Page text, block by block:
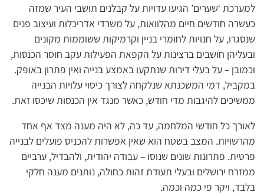
למערכת ‘שערים’ הגיעו עדויות על קבלנים תושבי העיר שמזה
כעשרה חודשים חיים מהלוואות, על משרדי אדריכלות ועיצוב פנים
שנסגרו, על חנויות לחומרי בניין וקרמיקות ששוממות מקונים
ובעליהן חושבים ברצינות על הקפאת הפעילות עקב חוסר הכנסות,
וכמובן – על בעלי דירות שנתקעו באמצע בנייה ואין פתרון באופק.
במקביל, דמי המשכנתא שנלקחה לצורך כיסוי עלויות הבנייה
ממשיכים להיגבות מדי חודש, כאשר מנגד אין הכנסות שיכסו זאת.
לאורך כל חודשי המלחמה, עד כה, לא היה מענה מצד אף אחד
מהרשויות. המצב בשטח הוא שאין אפשרות להכניס פועלים לבנייה
פרטית. פתרונות שונים שנוסו – עבודה יהודית, ולהבדיל, ערביים
ממזרח ירושלים ובעלי תעודת זהות כחולה, נותנים מענה חלקי
בלבד, ויקר פי כמה וכמה.